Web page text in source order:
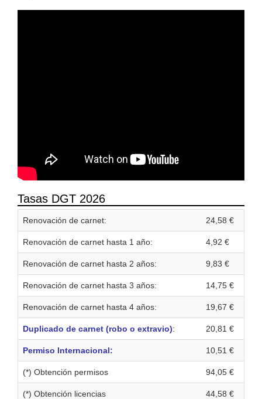
Tasas DGT 2026
Renovación de carnet: 24,58 €
Renovación de carnet hasta 1 año: 4,92 €
Renovación de carnet hasta 2 años: 9,83 €
Renovación de carnet hasta 3 años: 14,75 €
Renovación de carnet hasta 4 años: 19,67 €
Duplicado de carnet (robo o extravio): 20,81 €
Permiso Internacional: 10,51 €
(*) Obtención permisos 94,05 €
(*) Obtención licencias 44,58 €